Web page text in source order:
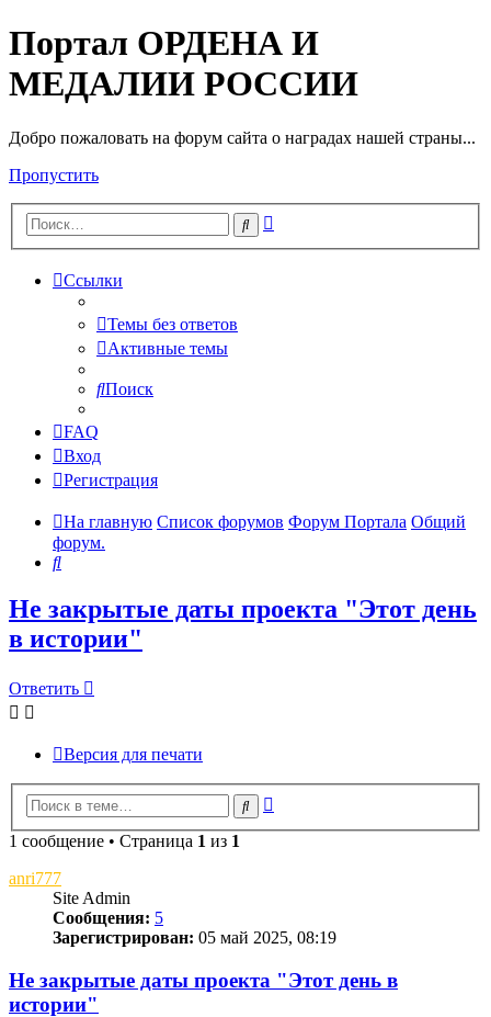
Портал ОРДЕНА И
МЕДАЛИИ РОССИИ
Добро пожаловать на форум сайта о наградах нашей страны...
Пропустить
Поиск
Ссылки
Темы без ответов
Активные темы
Поиск
FAQ
Вход
Регистрация
На главную Список форумов Форум Портала Общий
форум.
Поиск
Не закрытые даты проекта "Этот день
в истории"
Ответить
Версия для печати
Поиск
1 сообщение • Страница 1 из 1
anri777
Site Admin
Сообщения: 5
Зарегистрирован: 05 май 2025, 08:19
Не закрытые даты проекта "Этот день в
истории"